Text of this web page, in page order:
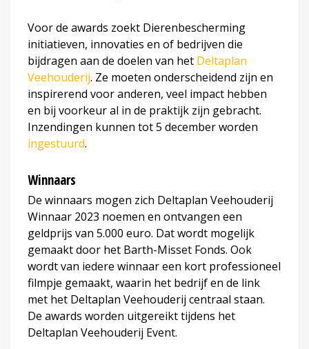
Voor de awards zoekt Dierenbescherming
initiatieven, innovaties en of bedrijven die
bijdragen aan de doelen van het Deltaplan
Veehouderij. Ze moeten onderscheidend zijn en
inspirerend voor anderen, veel impact hebben
en bij voorkeur al in de praktijk zijn gebracht.
Inzendingen kunnen tot 5 december worden
ingestuurd.
Winnaars
De winnaars mogen zich Deltaplan Veehouderij
Winnaar 2023 noemen en ontvangen een
geldprijs van 5.000 euro. Dat wordt mogelijk
gemaakt door het Barth-Misset Fonds. Ook
wordt van iedere winnaar een kort professioneel
filmpje gemaakt, waarin het bedrijf en de link
met het Deltaplan Veehouderij centraal staan.
De awards worden uitgereikt tijdens het
Deltaplan Veehouderij Event.